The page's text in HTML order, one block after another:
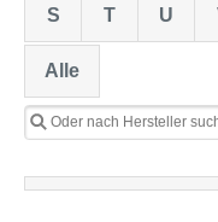
S T U
Alle